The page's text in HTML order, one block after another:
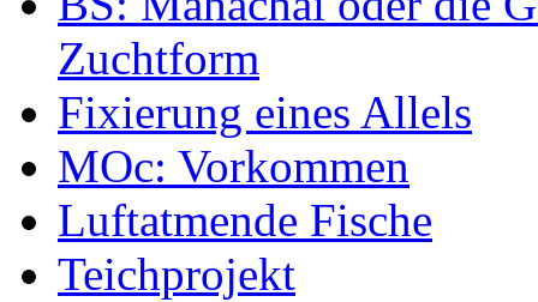
Zuchtform
Fixierung eines Allels
MOc: Vorkommen
Luftatmende Fische
Teichprojekt